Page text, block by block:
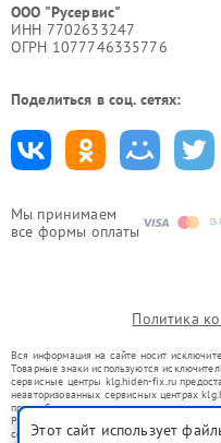
Мы принимаем
все формы оплаты
ООО "Русервис"
ИНН 7702633247
ОГРН 1077746335776
Поделиться в соц. сетях:
Политика
Вся информация на сайте носит
Товарные знаки используются
сервисные центры klg.hiden-fix.ru
неавторизованных сервисных центрах
правообладателями товарных знаков или
Ремонт осуществляется для устройств,
со статьей 1487 ГК РФ.
Этот сайт использует